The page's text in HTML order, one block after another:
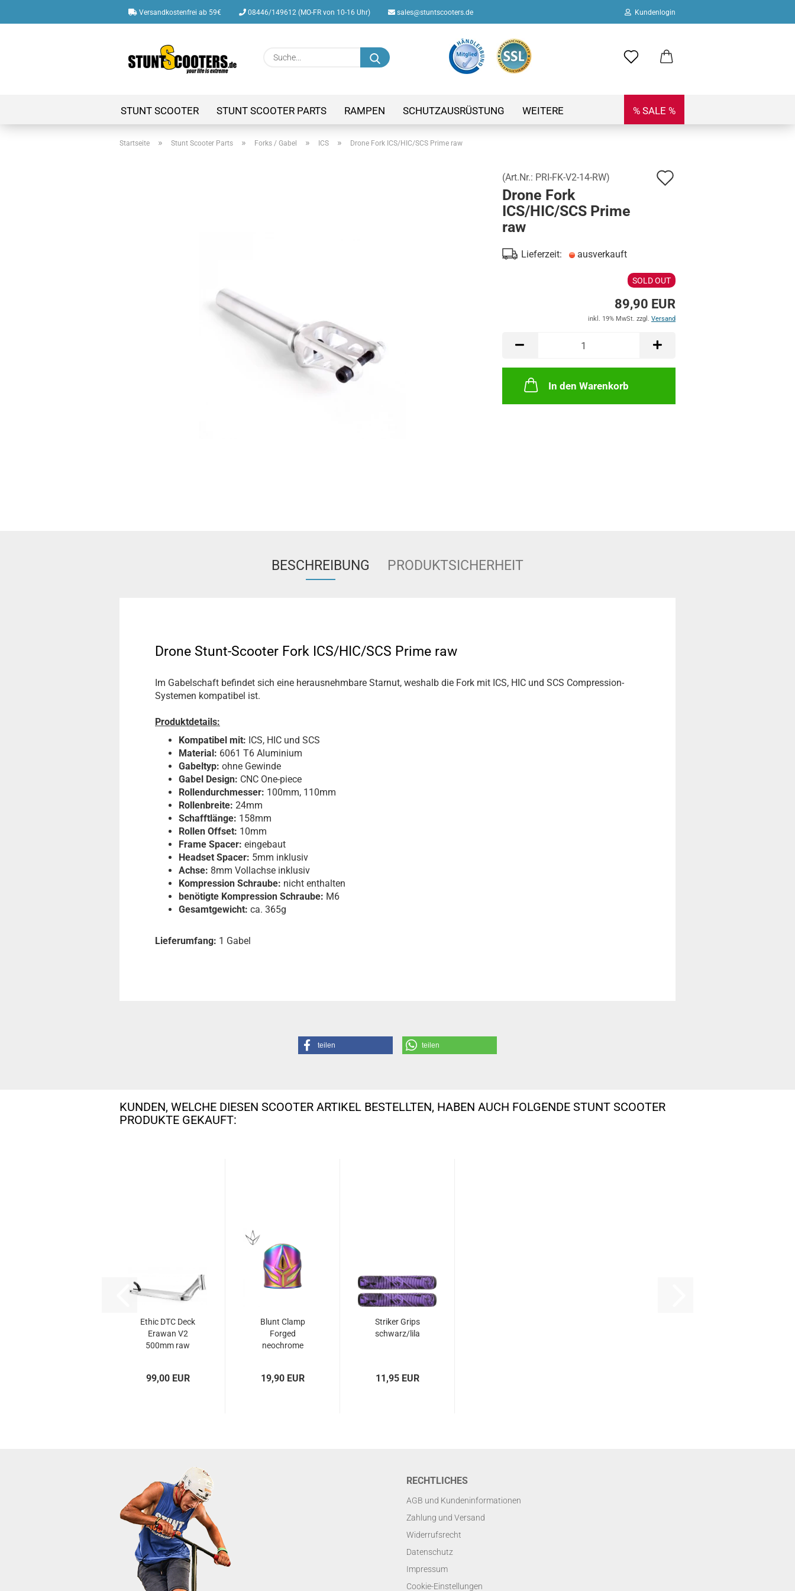
Versandkostenfrei ab 59€ 08446/149612 (MO-FR von 10-16 Uhr) sales@stuntscooters.de Kundenlogin
Passwort
Konto erstellen
Passwort vergessen?
Suche...
STUNT SCOOTER STUNT SCOOTER PARTS RAMPEN SCHUTZAUSRÜSTUNG % SALE %
WEITERE
Startseite » Stunt Scooter Parts » Forks / Gabel » ICS » Drone Fork ICS/HIC/SCS Prime raw
(Art.Nr.: PRI-FK-V2-14-RW)
Drone Fork
ICS/HIC/SCS Prime
raw
Lieferzeit: ausverkauft
SOLD OUT
89,90 EUR
inkl. 19% MwSt. zzgl. Versand
In den Warenkorb
BESCHREIBUNG PRODUKTSICHERHEIT
Drone Stunt-Scooter Fork ICS/HIC/SCS Prime raw
Im Gabelschaft befindet sich eine herausnehmbare Starnut, weshalb die Fork mit ICS, HIC und SCS Compression-
Systemen kompatibel ist.
Produktdetails:
Kompatibel mit: ICS, HIC und SCS
Material: 6061 T6 Aluminium
Gabeltyp: ohne Gewinde
Gabel Design: CNC One-piece
Rollendurchmesser: 100mm, 110mm
Rollenbreite: 24mm
Schafftlänge: 158mm
Rollen Offset: 10mm
Frame Spacer: eingebaut
Headset Spacer: 5mm inklusiv
Achse: 8mm Vollachse inklusiv
Kompression Schraube: nicht enthalten
benötigte Kompression Schraube: M6
Gesamtgewicht: ca. 365g
Lieferumfang: 1 Gabel
teilen teilen
KUNDEN, WELCHE DIESEN SCOOTER ARTIKEL BESTELLTEN, HABEN AUCH FOLGENDE STUNT SCOOTER
PRODUKTE GEKAUFT:
Ethic DTC Deck
Erawan V2
500mm raw
99,00 EUR
Blunt Clamp
Forged
neochrome
19,90 EUR
Striker Grips
schwarz/lila
11,95 EUR
RECHTLICHES
AGB und Kundeninformationen
Zahlung und Versand
Widerrufsrecht
Datenschutz
Impressum
Cookie-Einstellungen